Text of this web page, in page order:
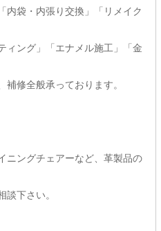
内袋・内張り交換」「リメイク
ィング」「エナメル施工」「金
修全般承っております。
ニングチェアーなど、革製品の
談下さい。